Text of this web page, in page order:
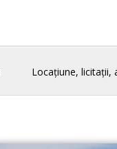
Locațiune, licitații,